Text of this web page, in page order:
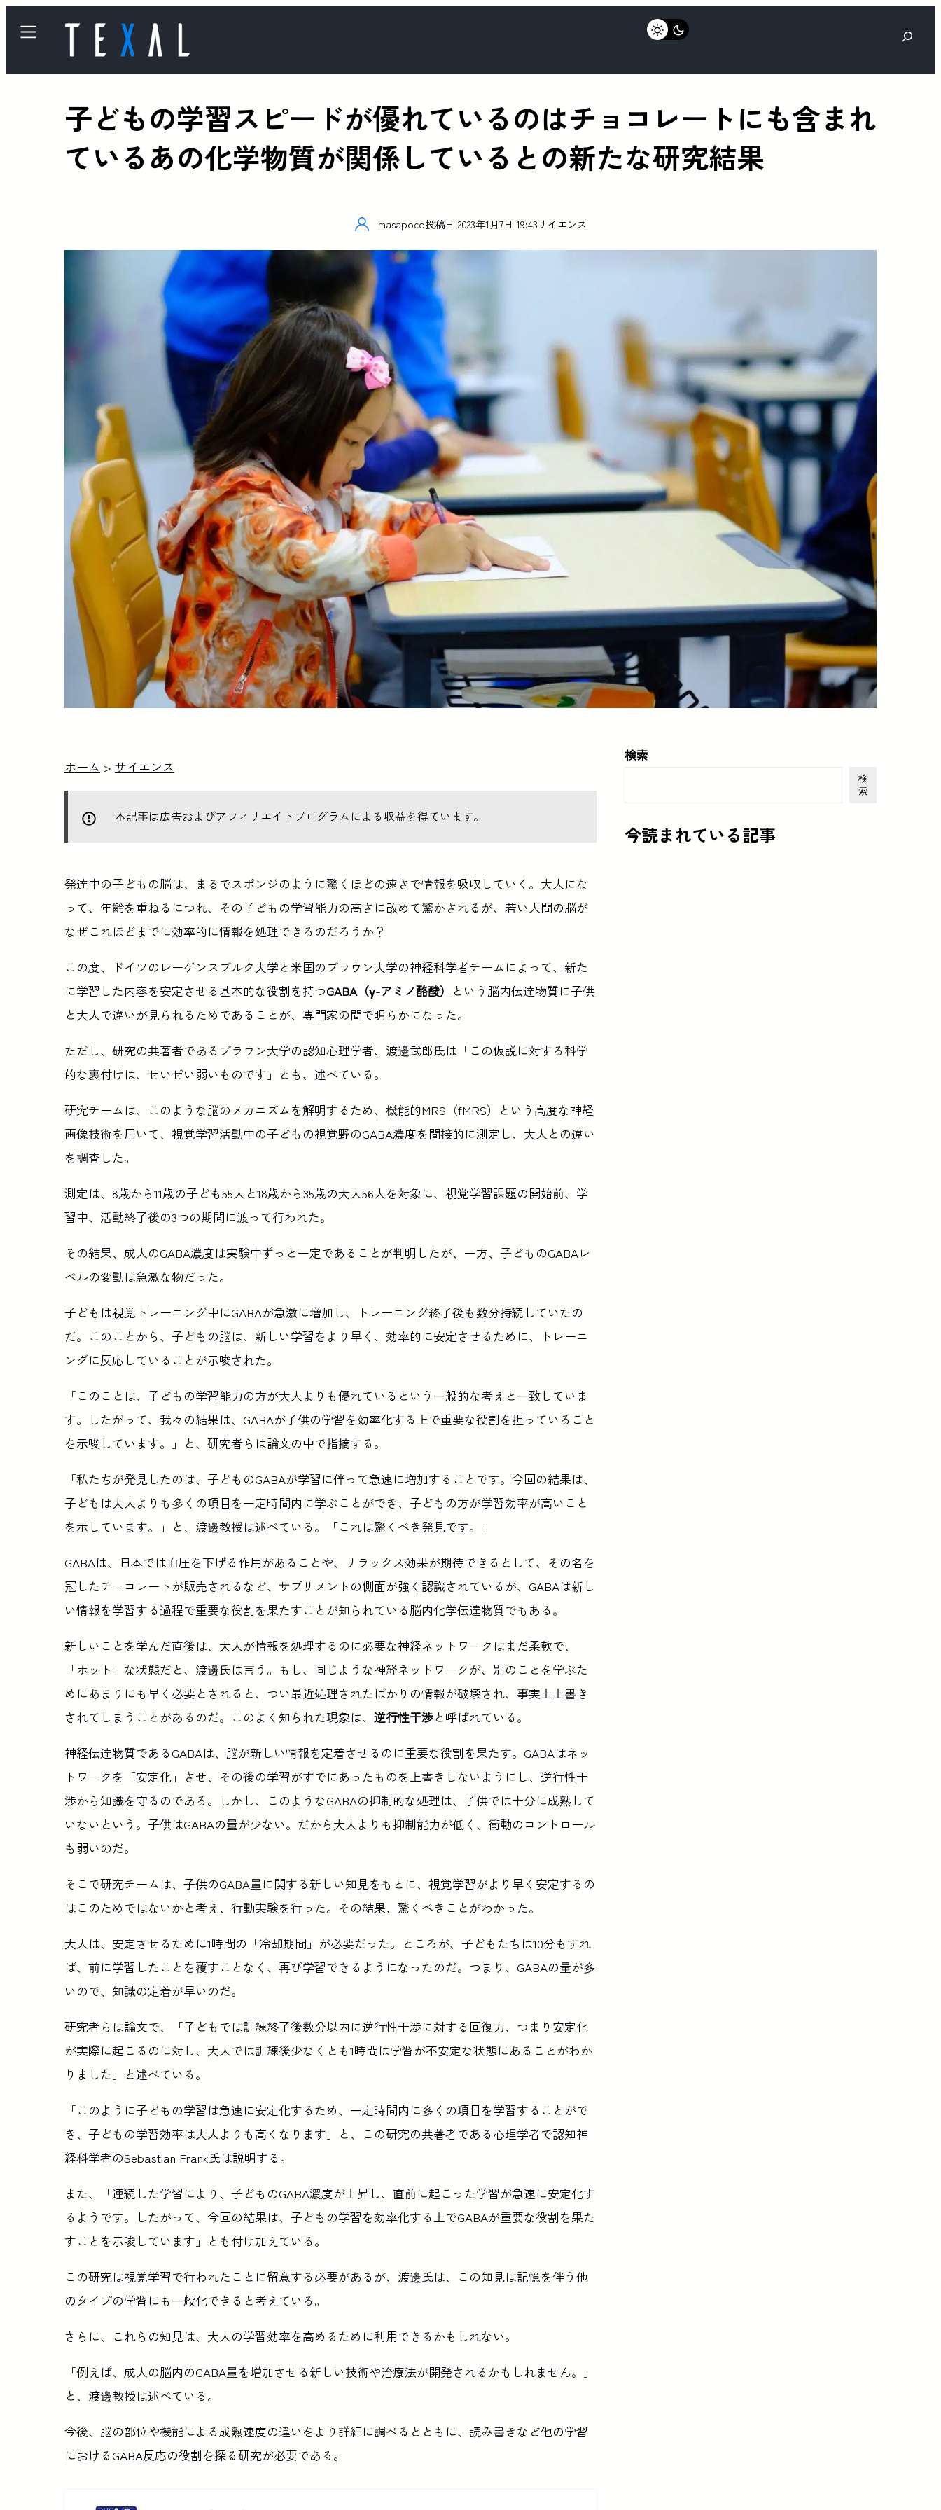
検
子どもの学習スピードが優れているのはチョコレートにも含まれ
ているあの化学物質が関係しているとの新たな研究結果
masapoco投稿日 2023年1月7日 19:43サイエンス
ホーム > サイエンス
本記事は広告およびアフィリエイトプログラムによる収益を得ています。
発達中の子どもの脳は、まるでスポンジのように驚くほどの速さで情報を吸収していく。大人にな
って、年齢を重ねるにつれ、その子どもの学習能力の高さに改めて驚かされるが、若い人間の脳が
なぜこれほどまでに効率的に情報を処理できるのだろうか？
この度、ドイツのレーゲンスブルク大学と米国のブラウン大学の神経科学者チームによって、新た
に学習した内容を安定させる基本的な役割を持つGABA（γ-アミノ酪酸） という脳内伝達物質に子供
と大人で違いが見られるためであることが、専門家の間で明らかになった。
ただし、研究の共著者であるブラウン大学の認知心理学者、渡邊武郎氏は「この仮説に対する科学
的な裏付けは、せいぜい弱いものです」とも、述べている。
研究チームは、このような脳のメカニズムを解明するため、機能的MRS（fMRS）という高度な神経
画像技術を用いて、視覚学習活動中の子どもの視覚野のGABA濃度を間接的に測定し、大人との違い
を調査した。
測定は、8歳から11歳の子ども55人と18歳から35歳の大人56人を対象に、視覚学習課題の開始前、学
習中、活動終了後の3つの期間に渡って行われた。
その結果、成人のGABA濃度は実験中ずっと一定であることが判明したが、一方、子どものGABAレ
ベルの変動は急激な物だった。
子どもは視覚トレーニング中にGABAが急激に増加し、トレーニング終了後も数分持続していたの
だ。このことから、子どもの脳は、新しい学習をより早く、効率的に安定させるために、トレーニ
ングに反応していることが示唆された。
「このことは、子どもの学習能力の方が大人よりも優れているという一般的な考えと一致していま
す。したがって、我々の結果は、GABAが子供の学習を効率化する上で重要な役割を担っていること
を示唆しています。」と、研究者らは論文の中で指摘する。
「私たちが発見したのは、子どものGABAが学習に伴って急速に増加することです。今回の結果は、
子どもは大人よりも多くの項目を一定時間内に学ぶことができ、子どもの方が学習効率が高いこと
を示しています。」と、渡邊教授は述べている。「これは驚くべき発見です。」
GABAは、日本では血圧を下げる作用があることや、リラックス効果が期待できるとして、その名を
冠したチョコレートが販売されるなど、サプリメントの側面が強く認識されているが、GABAは新し
い情報を学習する過程で重要な役割を果たすことが知られている脳内化学伝達物質でもある。
新しいことを学んだ直後は、大人が情報を処理するのに必要な神経ネットワークはまだ柔軟で、
「ホット」な状態だと、渡邊氏は言う。もし、同じような神経ネットワークが、別のことを学ぶた
めにあまりにも早く必要とされると、つい最近処理されたばかりの情報が破壊され、事実上上書き
されてしまうことがあるのだ。このよく知られた現象は、 逆行性干渉と呼ばれている。
神経伝達物質であるGABAは、脳が新しい情報を定着させるのに重要な役割を果たす。GABAはネッ
トワークを「安定化」させ、その後の学習がすでにあったものを上書きしないようにし、逆行性干
渉から知識を守るのである。しかし、このようなGABAの抑制的な処理は、子供では十分に成熟して
いないという。子供はGABAの量が少ない。だから大人よりも抑制能力が低く、衝動のコントロール
も弱いのだ。
そこで研究チームは、子供のGABA量に関する新しい知見をもとに、視覚学習がより早く安定するの
はこのためではないかと考え、行動実験を行った。その結果、驚くべきことがわかった。
大人は、安定させるために1時間の「冷却期間」が必要だった。ところが、子どもたちは10分もすれ
ば、前に学習したことを覆すことなく、再び学習できるようになったのだ。つまり、GABAの量が多
いので、知識の定着が早いのだ。
研究者らは論文で、「子どもでは訓練終了後数分以内に逆行性干渉に対する回復力、つまり安定化
が実際に起こるのに対し、大人では訓練後少なくとも1時間は学習が不安定な状態にあることがわか
りました」と述べている。
「このように子どもの学習は急速に安定化するため、一定時間内に多くの項目を学習することがで
き、子どもの学習効率は大人よりも高くなります」と、この研究の共著者である心理学者で認知神
経科学者のSebastian Frank氏は説明する。
また、「連続した学習により、子どものGABA濃度が上昇し、直前に起こった学習が急速に安定化す
るようです。したがって、今回の結果は、子どもの学習を効率化する上でGABAが重要な役割を果た
すことを示唆しています」とも付け加えている。
この研究は視覚学習で行われたことに留意する必要があるが、渡邊氏は、この知見は記憶を伴う他
のタイプの学習にも一般化できると考えている。
さらに、これらの知見は、大人の学習効率を高めるために利用できるかもしれない。
「例えば、成人の脳内のGABA量を増加させる新しい技術や治療法が開発されるかもしれません。」
と、渡邊教授は述べている。
今後、脳の部位や機能による成熟速度の違いをより詳細に調べるとともに、読み書きなど他の学習
におけるGABA反応の役割を探る研究が必要である。
検索
検
索
今読まれている記事